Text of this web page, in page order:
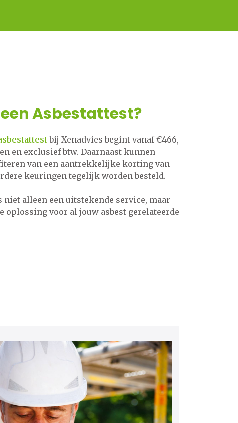
Asbestattest?
bij Xenadvies begint vanaf €466,
en exclusief btw. Daarnaast kunnen
van een aantrekkelijke korting van
keuringen tegelijk worden besteld.
niet alleen een uitstekende service, maar
oplossing voor al jouw asbest gerelateerde